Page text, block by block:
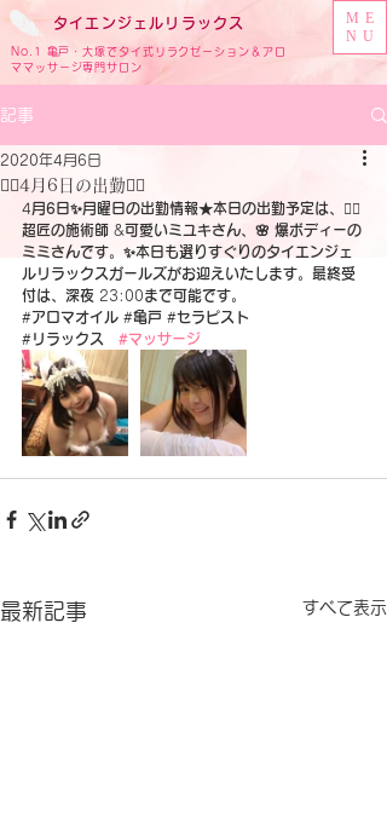
ME
NU
タイ エンジェル リラックス
No.1 亀戸・大塚でタイ式リラクゼーション＆アロ
ママッサージ専門サロン
記事
🧚‍♂️4月6日の出勤🧚‍♂️
2020年4月6日
4月6日✨月曜日の出勤情報★本日の出勤予定は、 🧚‍♀️
超匠の施術師 &可愛いミユキさん、🌸 爆ボディーの
ミミさんです。✨本日も選りすぐりのタイエンジェ
ルリラックスガールズがお迎えいたします。最終受
付は、深夜 23:00まで可能です。
#アロマオイル #亀戸 #セラピスト
‪#リラックス #マッサージ
最新記事 すべて表示